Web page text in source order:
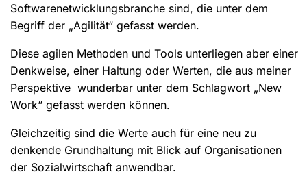
Softwarenetwicklungsbranche sind, die unter dem
Begriff der „Agilität“ gefasst werden.
Diese agilen Methoden und Tools unterliegen aber einer
Denkweise, einer Haltung oder Werten, die aus meiner
Perspektive wunderbar unter dem Schlagwort „New
Work“ gefasst werden können.
Gleichzeitig sind die Werte auch für eine neu zu
denkende Grundhaltung mit Blick auf Organisationen
der Sozialwirtschaft anwendbar.